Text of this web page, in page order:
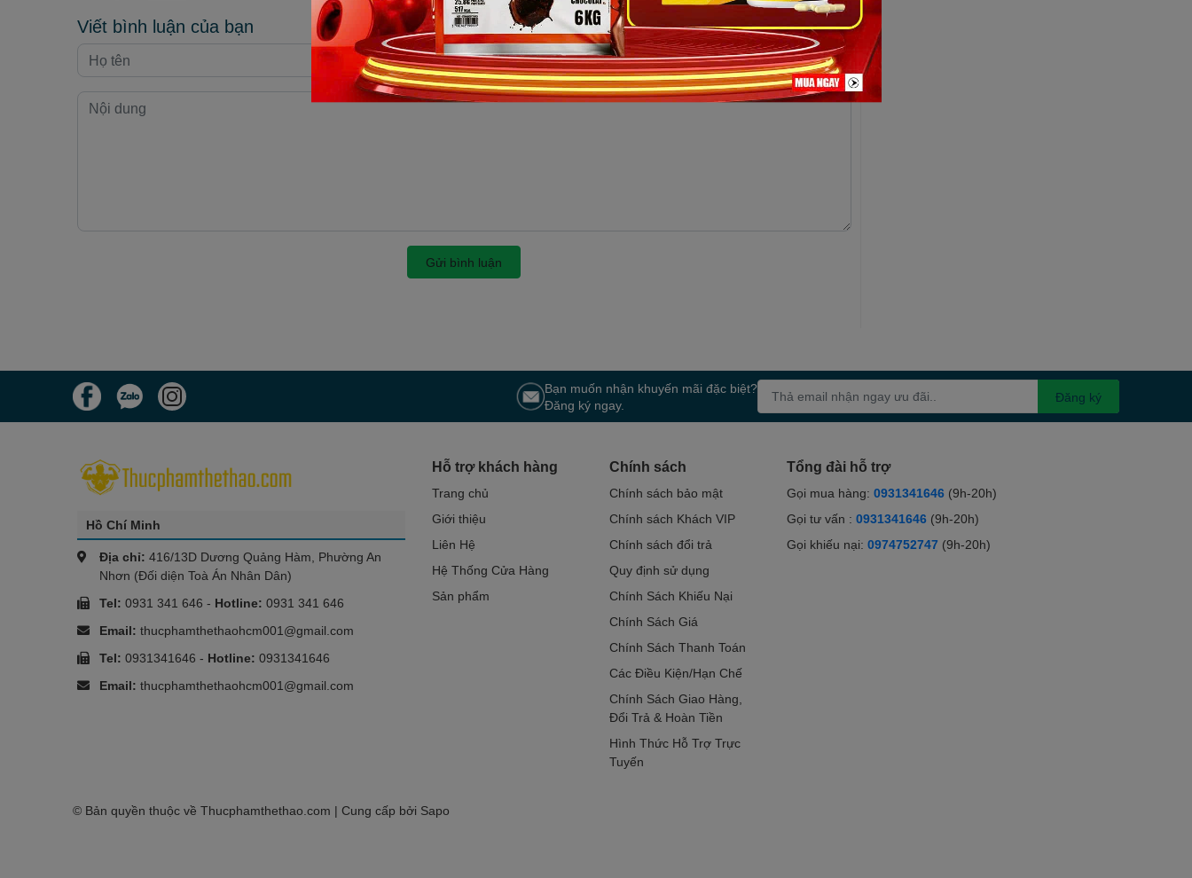
Viết bình luận của bạn
Gửi bình luận
Bạn muốn nhận khuyến mãi đặc biệt?
Đăng ký ngay.
Đăng ký
Hồ Chí Minh
Địa chỉ: 416/13D Dương Quảng Hàm, Phường An
Nhơn (Đối diện Toà Án Nhân Dân)
Tel: 0931 341 646 - Hotline: 0931 341 646
Email: thucphamthethaohcm001@gmail.com
Tel: 0931341646 - Hotline: 0931341646
Email: thucphamthethaohcm001@gmail.com
Hỗ trợ khách hàng
Trang chủ
Giới thiệu
Liên Hệ
Hệ Thống Cửa Hàng
Sản phẩm
Chính sách
Chính sách bảo mật
Chính sách Khách VIP
Chính sách đổi trả
Quy định sử dụng
Chính Sách Khiếu Nại
Chính Sách Giá
Chính Sách Thanh Toán
Các Điều Kiện/Hạn Chế
Chính Sách Giao Hàng,
Đổi Trả & Hoàn Tiền
Hình Thức Hỗ Trợ Trực
Tuyến
Tổng đài hỗ trợ
Gọi mua hàng: 0931341646 (9h-20h)
Gọi tư vấn : 0931341646 (9h-20h)
Gọi khiếu nại: 0974752747 (9h-20h)
© Bản quyền thuộc về Thucphamthethao.com | Cung cấp bởi Sapo